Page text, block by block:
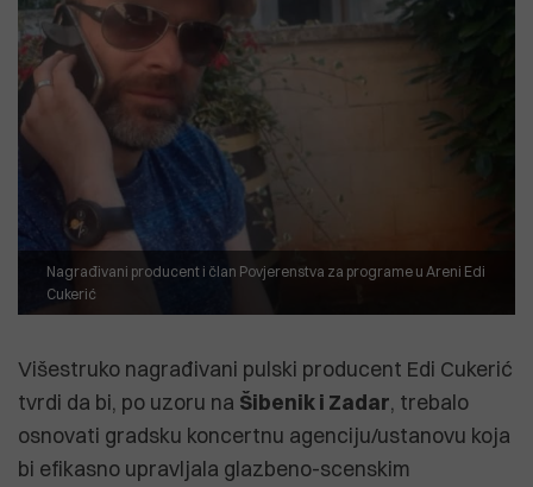
Nagrađivani producent i član Povjerenstva za programe u Areni Edi
Cukerić
Višestruko nagrađivani pulski producent Edi Cukerić
tvrdi da bi, po uzoru na Šibenik i Zadar, trebalo
osnovati gradsku koncertnu agenciju/ustanovu koja
bi efikasno upravljala glazbeno-scenskim